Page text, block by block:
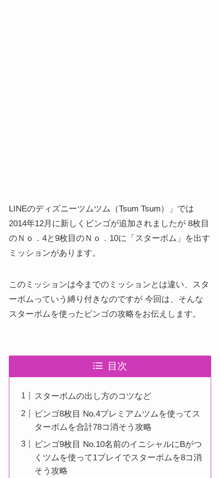
LINEのディズニーツムツム（Tsum Tsum）」では
2014年12月に新しくビンゴが追加されましたが 8枚目
のＮｏ．4と9枚目のＮｏ．10に「スターボム」を出す
ミッションがあります。
このミッションは今までのミッションとは違い、スタ
ーボムっていう縛り付きなのですが 今回は、そんな
スターボムを使ったビンゴの攻略をお伝えします。
目次
スターボムの出し方のコツなど
ビンゴ8枚目 No.4プレミアムツムを使ってス
ターボムを合計78コ消そう攻略
ビンゴ9枚目 No.10名前のイニシャルにBがつ
くツムを使って1プレイでスターボムを8コ消
そう攻略